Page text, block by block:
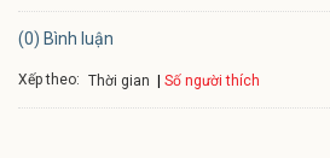
(0) Bình luận
Xếp theo: Thời gian Số người thích